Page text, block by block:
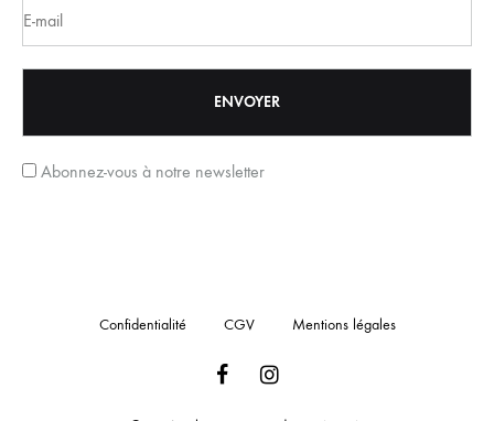
Abonnez-vous à notre newsletter
Confidentialité CGV Mentions légales
FacebookInstagram